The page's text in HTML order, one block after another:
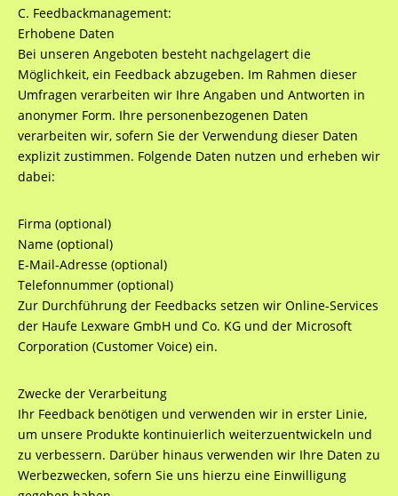
C. Feedbackmanagement:
Erhobene Daten
Bei unseren Angeboten besteht nachgelagert die
Möglichkeit, ein Feedback abzugeben. Im Rahmen dieser
Umfragen verarbeiten wir Ihre Angaben und Antworten in
anonymer Form. Ihre personenbezogenen Daten
verarbeiten wir, sofern Sie der Verwendung dieser Daten
explizit zustimmen. Folgende Daten nutzen und erheben wir
dabei:
Firma (optional)
Name (optional)
E-Mail-Adresse (optional)
Telefonnummer (optional)
Zur Durchführung der Feedbacks setzen wir Online-Services
der Haufe Lexware GmbH und Co. KG und der Microsoft
Corporation (Customer Voice) ein.
Zwecke der Verarbeitung
Ihr Feedback benötigen und verwenden wir in erster Linie,
um unsere Produkte kontinuierlich weiterzuentwickeln und
zu verbessern. Darüber hinaus verwenden wir Ihre Daten zu
Werbezwecken, sofern Sie uns hierzu eine Einwilligung